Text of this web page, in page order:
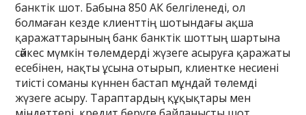
банктік шот. Бабына 850 АК белгіленеді, ол
болмаған кезде клиенттің шотындағы ақша
қаражаттарының банк банктік шоттың шартына
сәйкес мүмкін төлемдерді жүзеге асыруға қаражаты
есебінен, нақты ұсына отырып, клиентке несиені
тиісті соманы күннен бастап мұндай төлемді
жүзеге асыру. Тараптардың құқықтары мен